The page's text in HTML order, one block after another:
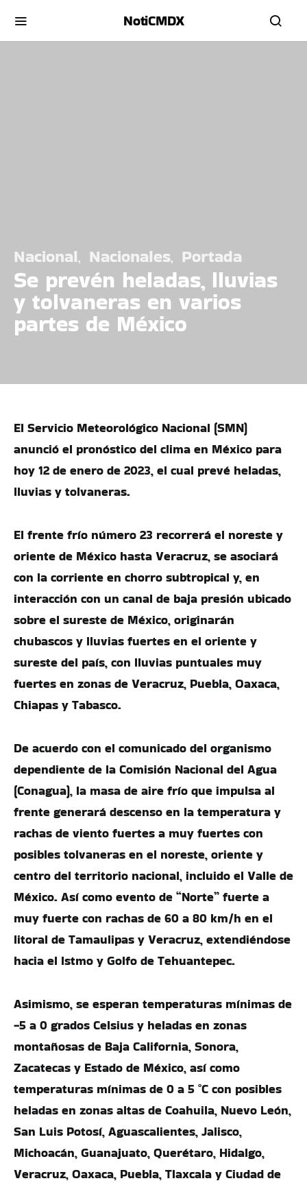
NotiCMDX
Nacional Nacionales Portada
Se prevén heladas, lluvias
y tolvaneras en varios
partes de México
El Servicio Meteorológico Nacional (SMN)
anunció el pronóstico del clima en México para
hoy 12 de enero de 2023, el cual prevé heladas,
lluvias y tolvaneras.
El frente frío número 23 recorrerá el noreste y
oriente de México hasta Veracruz, se asociará
con la corriente en chorro subtropical y, en
interacción con un canal de baja presión ubicado
sobre el sureste de México, originarán
chubascos y lluvias fuertes en el oriente y
sureste del país, con lluvias puntuales muy
fuertes en zonas de Veracruz, Puebla, Oaxaca,
Chiapas y Tabasco.
De acuerdo con el comunicado del organismo
dependiente de la Comisión Nacional del Agua
(Conagua), la masa de aire frío que impulsa al
frente generará descenso en la temperatura y
rachas de viento fuertes a muy fuertes con
posibles tolvaneras en el noreste, oriente y
centro del territorio nacional, incluido el Valle de
México. Así como evento de “Norte” fuerte a
muy fuerte con rachas de 60 a 80 km/h en el
litoral de Tamaulipas y Veracruz, extendiéndose
hacia el Istmo y Golfo de Tehuantepec.
Asimismo, se esperan temperaturas mínimas de
-5 a 0 grados Celsius y heladas en zonas
montañosas de Baja California, Sonora,
Zacatecas y Estado de México, así como
temperaturas mínimas de 0 a 5 °C con posibles
heladas en zonas altas de Coahuila, Nuevo León,
San Luis Potosí, Aguascalientes, Jalisco,
Michoacán, Guanajuato, Querétaro, Hidalgo,
Veracruz, Oaxaca, Puebla, Tlaxcala y Ciudad de